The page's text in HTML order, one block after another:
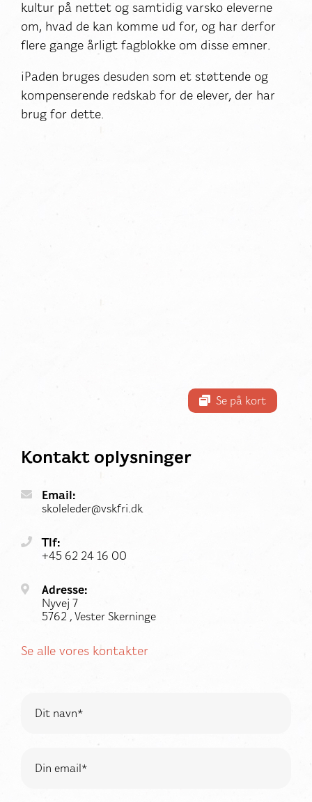
kultur på nettet og samtidig varsko eleverne
om, hvad de kan komme ud for, og har derfor
flere gange årligt fagblokke om disse emner.
iPaden bruges desuden som et støttende og
kompenserende redskab for de elever, der har
brug for dette.
Kontakt oplysninger
Email:
skoleleder@vskfri.dk
Tlf:
+45 62 24 16 00
Adresse:
Nyvej 7
5762 , Vester Skerninge
Se alle vores kontakter
Se på kort